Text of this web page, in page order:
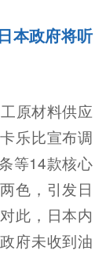
本政府将听
原材料供应
乐比宣布调
等14款核心
色，引发日
此，日本内
府未收到油